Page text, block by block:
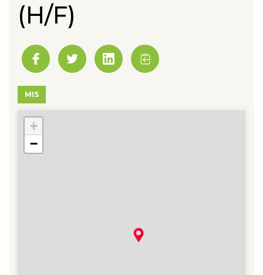
(H/F)
MIS
78 - Mantes-la-Ville
+
−